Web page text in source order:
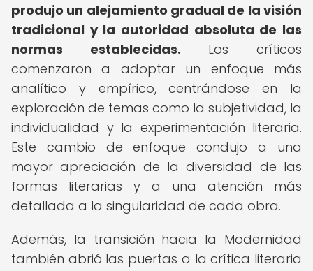
produjo un alejamiento gradual de la visión
tradicional y la autoridad absoluta de las
normas establecidas. Los críticos
comenzaron a adoptar un enfoque más
analítico y empírico, centrándose en la
exploración de temas como la subjetividad, la
individualidad y la experimentación literaria.
Este cambio de enfoque condujo a una
mayor apreciación de la diversidad de las
formas literarias y a una atención más
detallada a la singularidad de cada obra.
Además, la transición hacia la Modernidad
también abrió las puertas a la crítica literaria